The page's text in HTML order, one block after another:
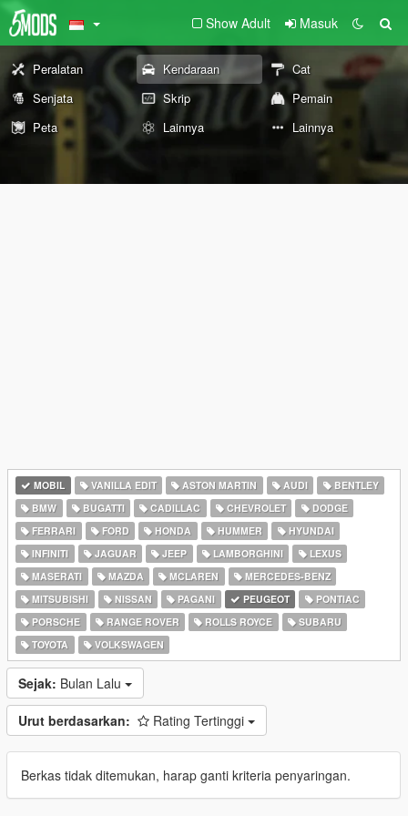
Show Adult Masuk
Peralatan Kendaraan
Cat
Senjata
Skrip
Pemain
Peta
Lainnya Lainnya
MOBIL VANILLA EDIT ASTON MARTIN AUDI
BENTLEY
BMW
BUGATTI CADILLAC CHEVROLET
DODGE
FERRARI
FORD HONDA HUMMER
HYUNDAI
INFINITI
JAGUAR JEEP LAMBORGHINI
LEXUS
MASERATI
MAZDA MCLAREN
MERCEDES-BENZ
MITSUBISHI
NISSAN PAGANI PEUGEOT
PONTIAC
PORSCHE
RANGE ROVER ROLLS ROYCE
SUBARU
TOYOTA
VOLKSWAGEN
Sejak: Bulan Lalu
Urut berdasarkan: Rating Tertinggi
Berkas tidak ditemukan, harap ganti kriteria penyaringan.